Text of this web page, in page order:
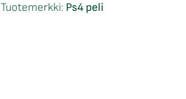
Tuotemerkki: Ps4 peli